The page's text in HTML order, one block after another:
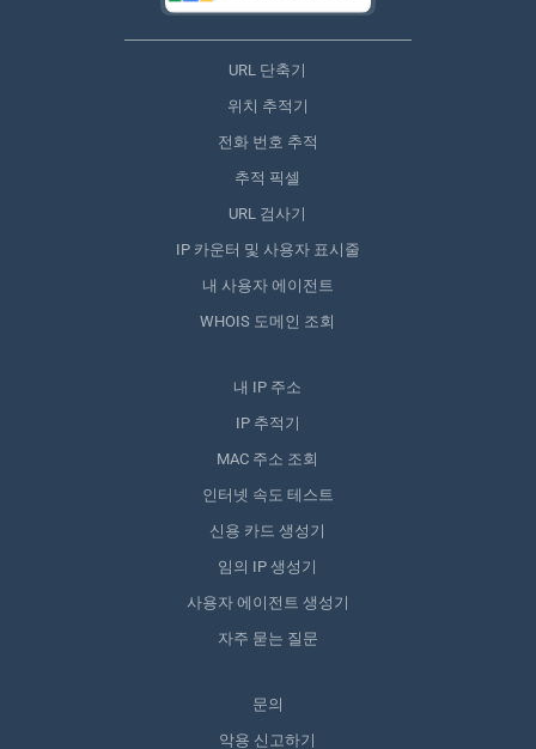
URL 단축기
위치 추적기
전화 번호 추적
추적 픽셀
URL 검사기
IP 카운터 및 사용자 표시줄
내 사용자 에이전트
WHOIS 도메인 조회
내 IP 주소
IP 추적기
MAC 주소 조회
인터넷 속도 테스트
신용 카드 생성기
임의 IP 생성기
사용자 에이전트 생성기
자주 묻는 질문
문의
악용 신고하기